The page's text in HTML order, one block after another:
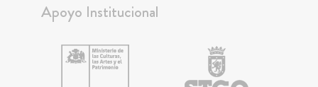
Apoyo Institucional